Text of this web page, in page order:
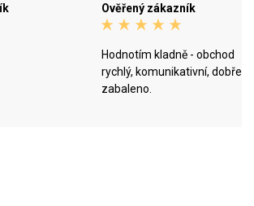
Ověřený zákazník
Hodnotím kladně - obchod
rychlý, komunikativní, dobře
zabaleno.